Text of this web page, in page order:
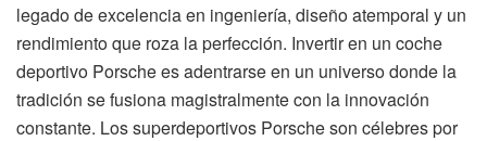
legado de excelencia en ingeniería, diseño atemporal y un
rendimiento que roza la perfección. Invertir en un coche
deportivo Porsche es adentrarse en un universo donde la
tradición se fusiona magistralmente con la innovación
constante. Los superdeportivos Porsche son célebres por